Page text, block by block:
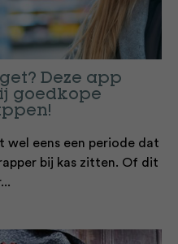
Deze app
goedkope
wel eens een periode dat
bij kas zitten. Of dit